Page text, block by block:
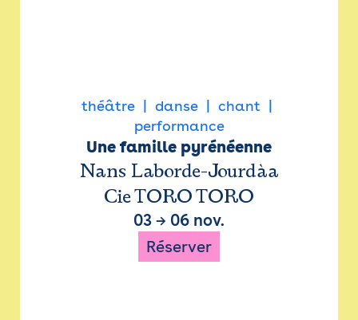
théâtre danse
chant
performance
Une famille pyrénéenne
Nans Laborde-Jourdàa
Cie TORO TORO
03 → 06 nov.
Réserver